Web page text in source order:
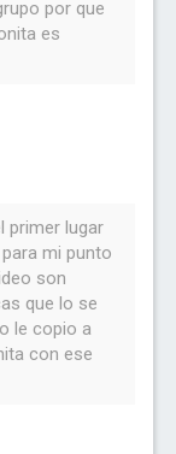
por que
es
primer lugar
mi punto
son
que lo se
le copio a
con ese